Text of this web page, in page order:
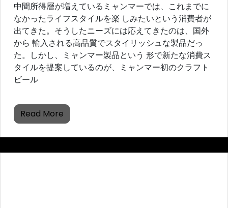
中間所得層が増えているミャンマーでは、これまでに
なかったライフスタイルを楽 しみたいという消費者が
出てきた。そうしたニーズには応えてきたのは、国外
から 輸入される高品質でスタイリッシュな製品だっ
た。しかし、ミャンマー製品という 形で新たな消費ス
タイルを提案しているのが、ミャンマー初のクラフト
ビール
Read More